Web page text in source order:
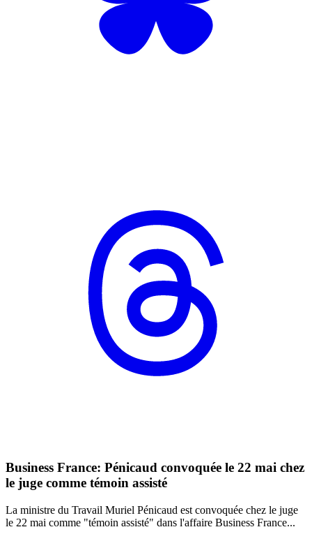
Business France: Pénicaud convoquée le 22 mai chez
le juge comme témoin assisté
La ministre du Travail Muriel Pénicaud est convoquée chez le juge
le 22 mai comme "témoin assisté" dans l'affaire Business France...